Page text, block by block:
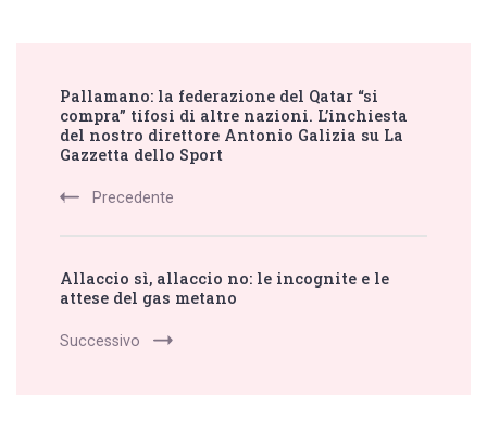
Navigation
Pallamano: la federazione del Qatar “si
compra” tifosi di altre nazioni. L’inchiesta
del nostro direttore Antonio Galizia su La
Gazzetta dello Sport
Precedente
Allaccio sì, allaccio no: le incognite e le
attese del gas metano
Successivo